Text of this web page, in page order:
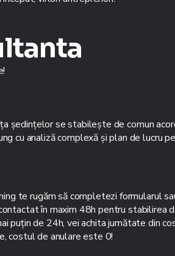
ședințelor se stabilește de comun
cu analiză complexă și plan de lucru
te rugăm să completezi formularul
în maxim 48h pentru stabilirea
puțin de 24h, vei achita jumătate din
costul de anulare este 0!